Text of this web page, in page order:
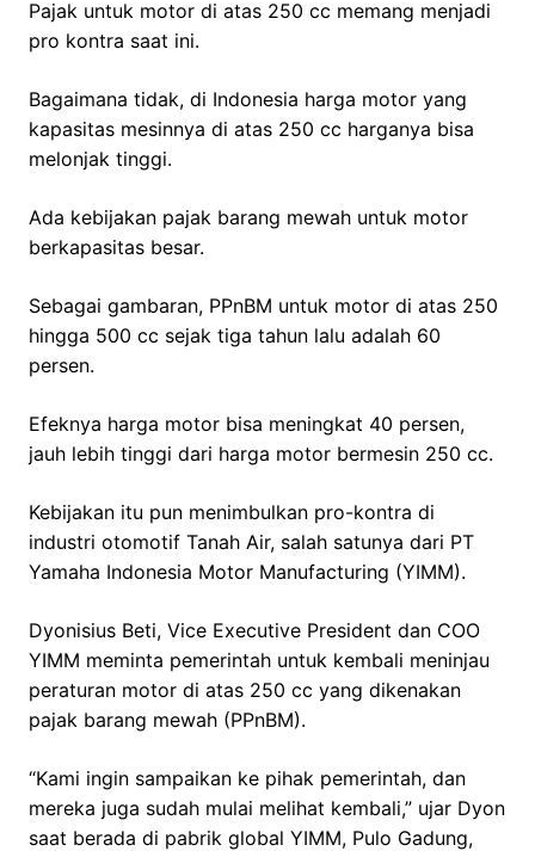
Pajak untuk motor di atas 250 cc memang menjadi
pro kontra saat ini.
Bagaimana tidak, di Indonesia harga motor yang
kapasitas mesinnya di atas 250 cc harganya bisa
melonjak tinggi.
Ada kebijakan pajak barang mewah untuk motor
berkapasitas besar.
Sebagai gambaran, PPnBM untuk motor di atas 250
hingga 500 cc sejak tiga tahun lalu adalah 60
persen.
Efeknya harga motor bisa meningkat 40 persen,
jauh lebih tinggi dari harga motor bermesin 250 cc.
Kebijakan itu pun menimbulkan pro-kontra di
industri otomotif Tanah Air, salah satunya dari PT
Yamaha Indonesia Motor Manufacturing (YIMM).
Dyonisius Beti, Vice Executive President dan COO
YIMM meminta pemerintah untuk kembali meninjau
peraturan motor di atas 250 cc yang dikenakan
pajak barang mewah (PPnBM).
“Kami ingin sampaikan ke pihak pemerintah, dan
mereka juga sudah mulai melihat kembali,” ujar Dyon
saat berada di pabrik global YIMM, Pulo Gadung,